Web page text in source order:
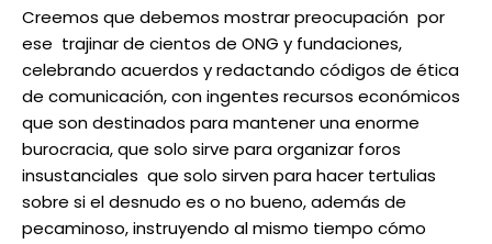
Creemos que debemos mostrar preocupación por
ese trajinar de cientos de ONG y fundaciones,
celebrando acuerdos y redactando códigos de ética
de comunicación, con ingentes recursos económicos
que son destinados para mantener una enorme
burocracia, que solo sirve para organizar foros
insustanciales que solo sirven para hacer tertulias
sobre si el desnudo es o no bueno, además de
pecaminoso, instruyendo al mismo tiempo cómo